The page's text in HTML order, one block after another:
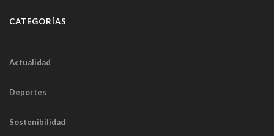
CATEGORÍAS
Actualidad
Deportes
Sostenibilidad